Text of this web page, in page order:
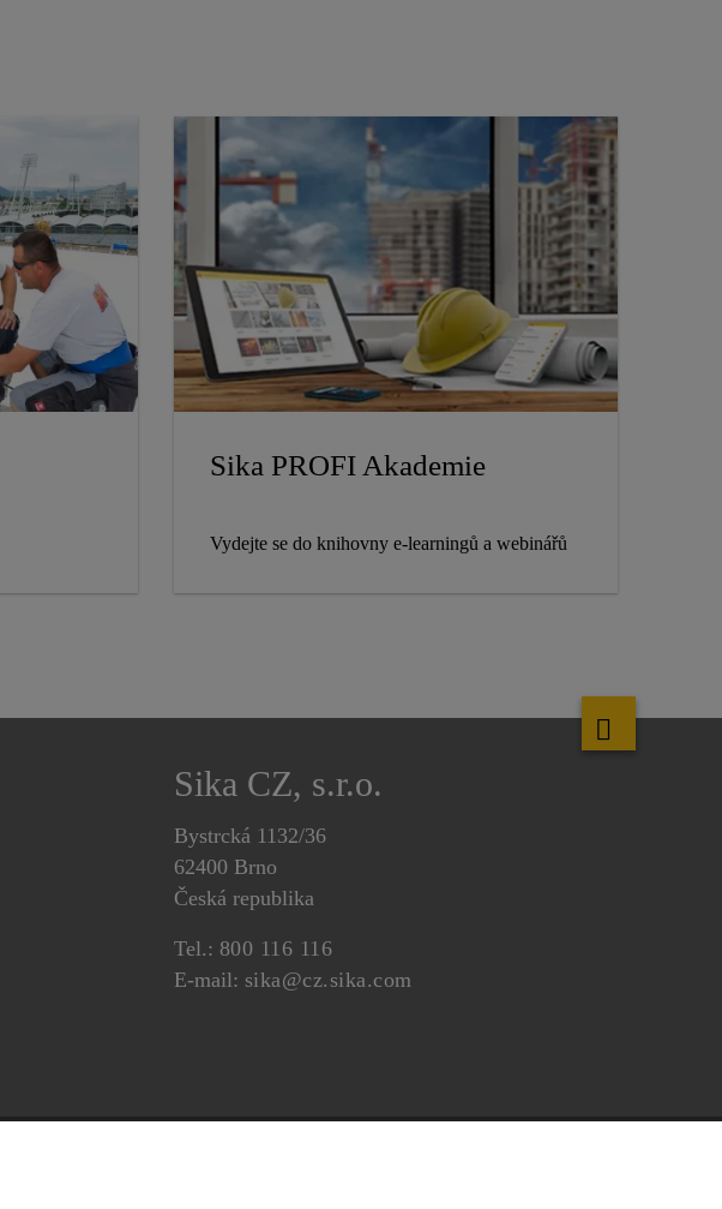
Sika PROFI Akademie
Vydejte se do knihovny e-learningů a webinářů
Sika CZ, s.r.o.
Bystrcká 1132/36
62400 Brno
Česká republika
Tel.: 800 116 116
E-mail: sika@cz.sika.com